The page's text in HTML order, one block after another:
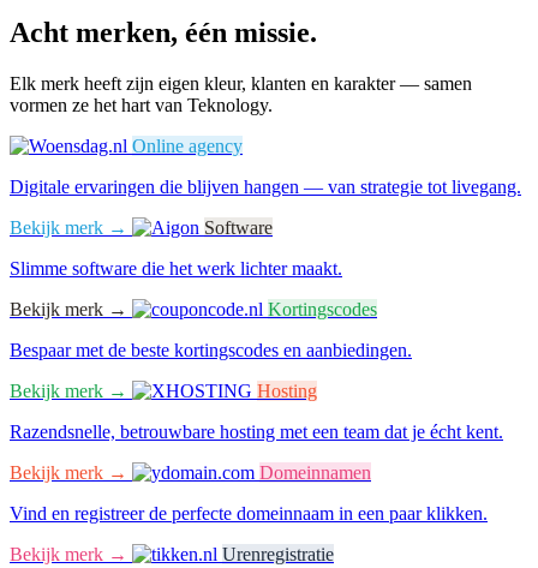
Acht merken, één missie.
Elk merk heeft zijn eigen kleur, klanten en karakter — samen
vormen ze het hart van Teknology.
Online agency
Digitale ervaringen die blijven hangen — van strategie tot livegang.
Bekijk merk →
Software
Slimme software die het werk lichter maakt.
Bekijk merk →
Kortingscodes
Bespaar met de beste kortingscodes en aanbiedingen.
Bekijk merk →
Hosting
Razendsnelle, betrouwbare hosting met een team dat je écht kent.
Bekijk merk →
Domeinnamen
Vind en registreer de perfecte domeinnaam in een paar klikken.
Bekijk merk →
Urenregistratie